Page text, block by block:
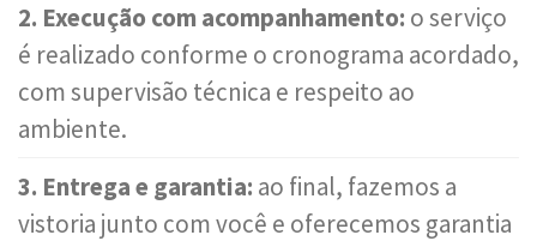
2. Execução com acompanhamento: o serviço
é realizado conforme o cronograma acordado,
com supervisão técnica e respeito ao
ambiente.
3. Entrega e garantia: ao final, fazemos a
vistoria junto com você e oferecemos garantia